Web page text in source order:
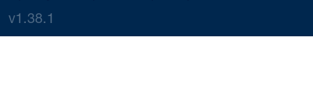
v1.38.1